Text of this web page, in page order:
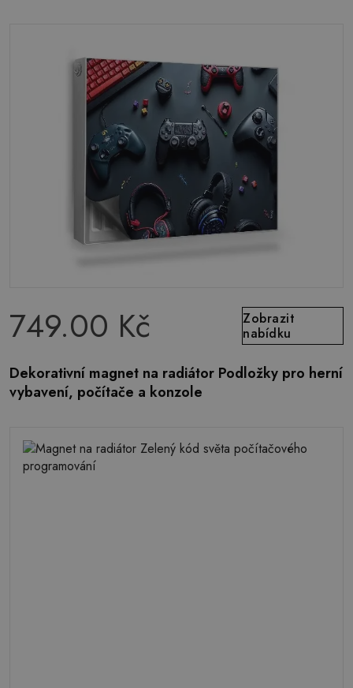
749.00 Kč
Zobrazit
nabídku
Dekorativní magnet na radiátor Podložky pro herní
vybavení, počítače a konzole